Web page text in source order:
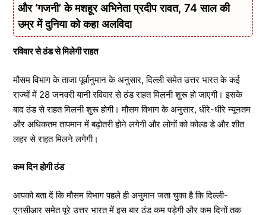
और ‘गजनी’ के मशहूर अभिनेता प्रदीप रावत, 74 साल की
उम्र में दुनिया को कहा अलविदा
रविवार से ठंड से मिलेगी राहत
मौसम विभाग के ताजा पूर्वानुमान के अनुसार, दिल्ली समेत उत्तर भारत के कई
राज्यों में 28 जनवरी यानी रविवार से ठंड राहत मिलनी शुरू हो जाएगी। इसके
बाद ठंड से राहत मिलनी शुरू होगी। मौसम विभाग के अनुसार, धीरे-धीरे न्यूनतम
और अधिकतम तापमान में बढ़ोतरी होने लगेगी और लोगों को कोल्ड डे और शीत
लहर से राहत मिलने लगेगी।
कम दिन होगी ठंड
आपको बता दें कि मौसम विभाग पहले ही अनुमान जता चुका है कि दिल्ली-
एनसीआर समेत पूरे उत्तर भारत में इस बार ठंड कम पड़ेगी और कम दिनों तक